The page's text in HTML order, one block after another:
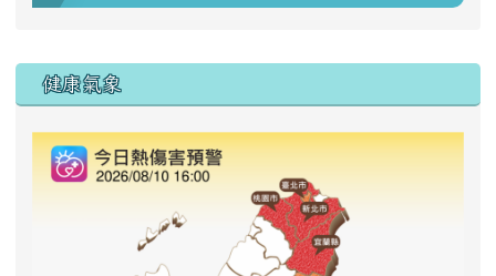
右邊區域內容
健康氣象